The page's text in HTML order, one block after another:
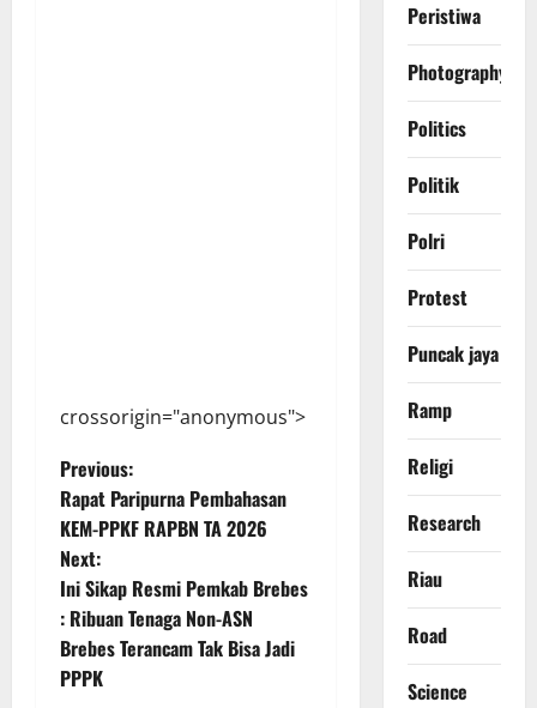
crossorigin="anonymous">
P
o
s
t
n
Previous:
Rapat Paripurna Pembahasan
KEM-PPKF RAPBN TA 2026
Next:
Ini Sikap Resmi Pemkab Brebes
: Ribuan Tenaga Non-ASN
Brebes Terancam Tak Bisa Jadi
PPPK
Peristiwa
Photography
Politics
Politik
Polri
Protest
Puncak jaya
Ramp
Religi
Research
Riau
Road
Science